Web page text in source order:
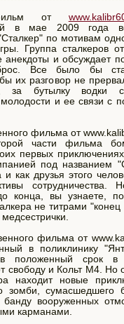
фильм от
в мае 2009 года
по мотивам
Группа сталкеров
анекдоты и обсуждает
Все было бы
их разговор не
за бутылку водки
и ее связи с
фильма от
части фильма
первых
под названием
как друзья этого
сотрудничества.
конца, вы узнаете,
не титрами
фильма от
в поликлинику
положенный срок в
свободу и Кольт М4. Но
находит новые
зомби, сумасшедшего
вооруженных
карманами.